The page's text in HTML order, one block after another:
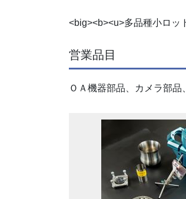
<big><b><u>多品種小ロッ
営業品目
ＯＡ機器部品、カメラ部